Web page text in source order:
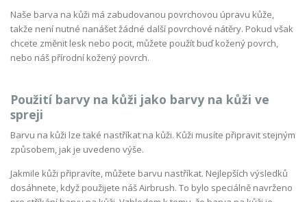
Naše barva na kůži má zabudovanou povrchovou úpravu kůže,
takže není nutné nanášet žádné další povrchové nátěry. Pokud však
chcete změnit lesk nebo pocit, můžete použít buď kožený povrch,
nebo náš přírodní kožený povrch.
Použití barvy na kůži jako barvy na kůži ve
spreji
Barvu na kůži lze také nastříkat na kůži. Kůži musíte připravit stejným
způsobem, jak je uvedeno výše.
Jakmile kůži připravíte, můžete barvu nastříkat. Nejlepších výsledků
dosáhnete, když použijete náš Airbrush. To bylo speciálně navrženo